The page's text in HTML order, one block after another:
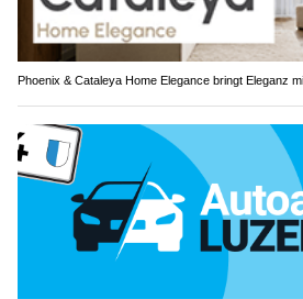
Phoenix & Cataleya Home Elegance bringt Eleganz